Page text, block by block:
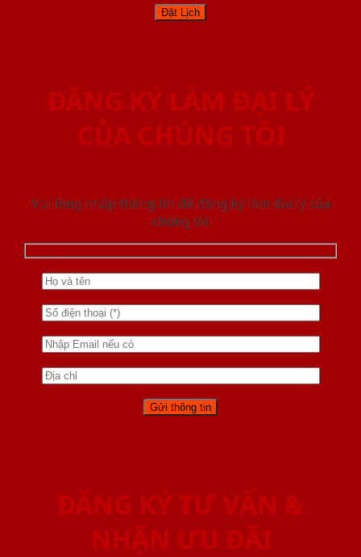
ĐĂNG KÝ LÀM ĐẠI LÝ
CỦA CHÚNG TÔI
Vui lòng nhập thông tin để đăng ký làm đại lý của
chúng tôi
ĐĂNG KÝ TƯ VẤN &
NHẬN ƯU ĐÃI